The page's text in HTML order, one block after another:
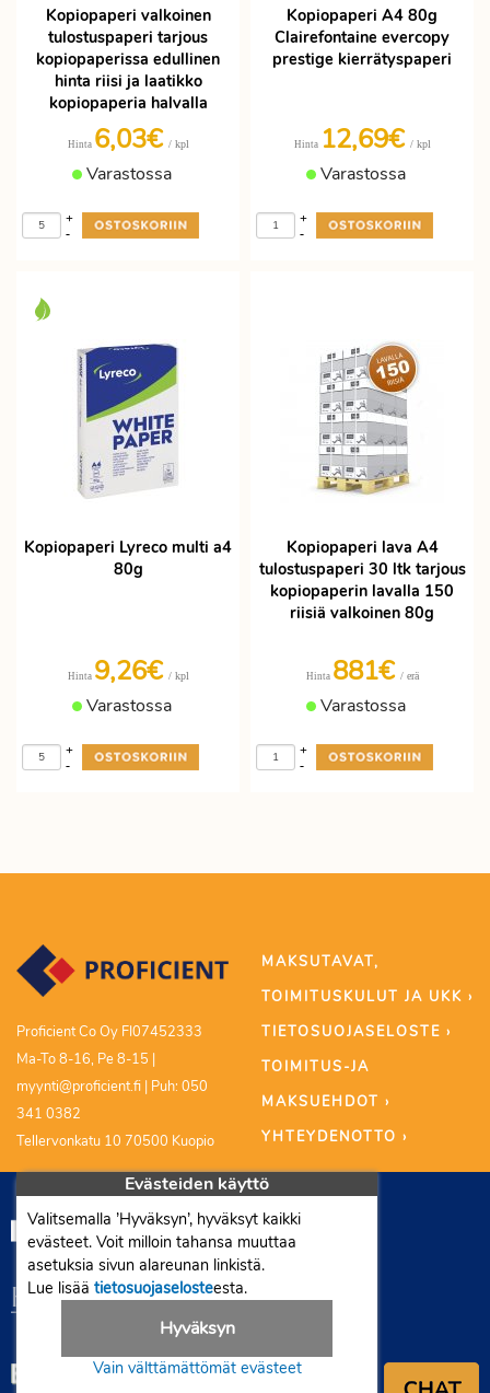
Kopiopaperi valkoinen
tulostuspaperi tarjous
kopiopaperissa edullinen
hinta riisi ja laatikko
kopiopaperia halvalla
Hinta 6,03€ / kpl
Varastossa
-
+
Kopiopaperi A4 80g
Clairefontaine evercopy
prestige kierrätyspaperi
Hinta 12,69€ / kpl
Varastossa
-
+
Kopiopaperi Lyreco multi a4
80g
Hinta 9,26€ / kpl
Varastossa
-
+
Kopiopaperi lava A4
tulostuspaperi 30 ltk tarjous
kopiopaperin lavalla 150
riisiä valkoinen 80g
Hinta 881€ / erä
Varastossa
-
+
Proficient Co Oy FI07452333
Ma-To 8-16, Pe 8-15 |
myynti@proficient.fi | Puh: 050
341 0382
Tellervonkatu 10 70500 Kuopio
MAKSUTAVAT,
TOIMITUSKULUT JA UKK ›
TIETOSUOJASELOSTE ›
TOIMITUS-JA
MAKSUEHDOT ›
YHTEYDENOTTO ›
Evästeiden käyttö
Valitsemalla ’Hyväksyn’, hyväksyt kaikki
evästeet. Voit milloin tahansa muuttaa
asetuksia sivun alareunan linkistä.
Lue lisää tietosuojaselosteesta.
Hyväksyn
Vain välttämättömät evästeet